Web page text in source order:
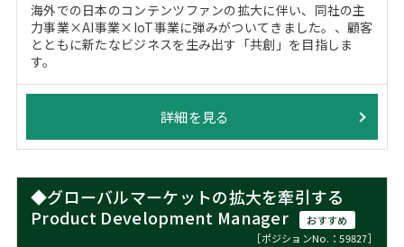
海外での日本のコンテンツファンの拡大に伴い、同社の主
力事業×AI事業×IoT事業に弾みがついてきました。、顧客
とともに新たなビジネスを生み出す「共創」を目指しま
す。
詳細を見る
◆グローバルマーケットの拡大を牽引する
Product Development Manager
おすすめ
［ポジションNo.：59827］